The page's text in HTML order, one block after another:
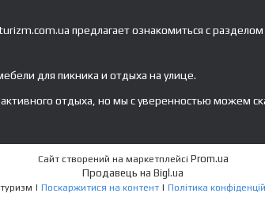
предлагает ознакомиться с
для пикника и отдыха на улице.
отдыха, но мы с уверенностью можем
Сайт створений на маркетплейсі Prom.ua
Продавець на Bigl.ua
Мегатуризм | Поскаржитися на контент | Політика